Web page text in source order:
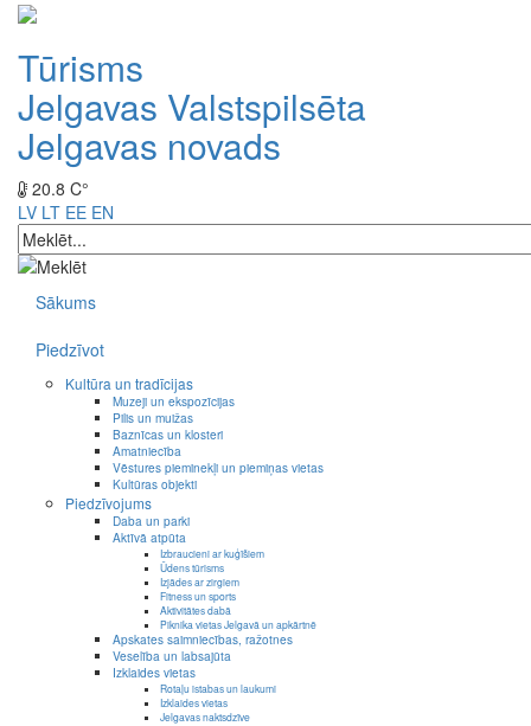
Tūrisms
Jelgavas Valstspilsēta
Jelgavas novads
20.8 C°
LV LT EE EN
Sākums
Piedzīvot
Kultūra un tradīcijas
Muzeji un ekspozīcijas
Pilis un muižas
Baznīcas un klosteri
Amatniecība
Vēstures pieminekļi un piemiņas vietas
Kultūras objekti
Piedzīvojums
Daba un parki
Aktīvā atpūta
Izbraucieni ar kuģīšiem
Ūdens tūrisms
Izjādes ar zirgiem
Fitness un sports
Aktivitātes dabā
Piknika vietas Jelgavā un apkārtnē
Apskates saimniecības, ražotnes
Veselība un labsajūta
Izklaides vietas
Rotaļu istabas un laukumi
Izklaides vietas
Jelgavas naktsdzīve